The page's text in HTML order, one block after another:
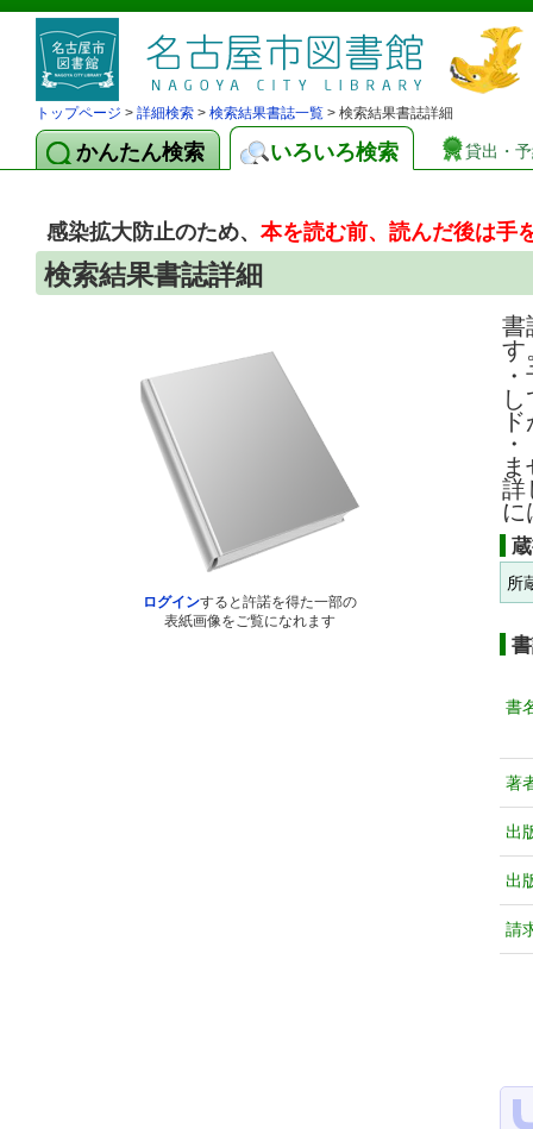
トップページ > 詳細検索 > 検索結果書誌一覧 > 検索結果書誌詳細
かんたん検索 いろいろ検索 貸出・
感染拡大防止のため、本を読む前、読んだ後は手
検索結果書誌詳細
ログインすると許諾を得た一部の
表紙画像をご覧になれます
書
す
詳
に
所
書
著
出
出
請